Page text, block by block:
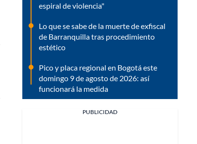
espiral de violencia"
Lo que se sabe de la muerte de exfiscal
de Barranquilla tras procedimiento
estético
Pico y placa regional en Bogotá este
domingo 9 de agosto de 2026: así
funcionará la medida
PUBLICIDAD